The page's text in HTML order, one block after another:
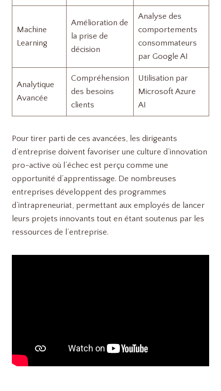
Machine
Learning
Amélioration de
la prise de
décision
Analyse des
comportements
consommateurs
par Google AI
Analytique
Avancée
Compréhension
des besoins
clients
Utilisation par
Microsoft Azure
AI
Pour tirer parti de ces avancées, les dirigeants
d’entreprise doivent favoriser une culture d’innovation
pro-active où l’échec est perçu comme une
opportunité d’apprentissage. De nombreuses
entreprises développent des programmes
d’intrapreneuriat, permettant aux employés de lancer
leurs projets innovants tout en étant soutenus par les
ressources de l’entreprise.